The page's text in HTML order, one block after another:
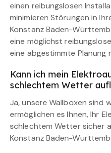
einen reibungslosen
minimieren Störungen in
Konstanz Baden-
eine möglichst
eine abgestimmte Planung
Kann ich mein
schlechtem Wetter
Ja, unsere Wallboxen sind
ermöglichen es Ihnen, Ihr
schlechtem Wetter sicher
Konstanz Baden-